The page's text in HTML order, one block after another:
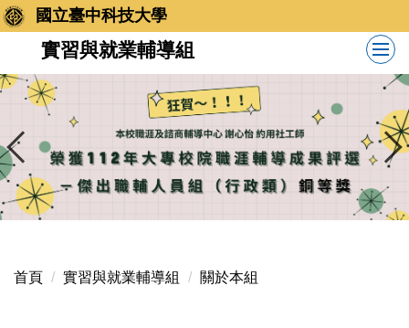
跳
到
要
區
國立臺中科技大學
實習與就業輔導組
首頁 實習與就業輔導組 關於本組